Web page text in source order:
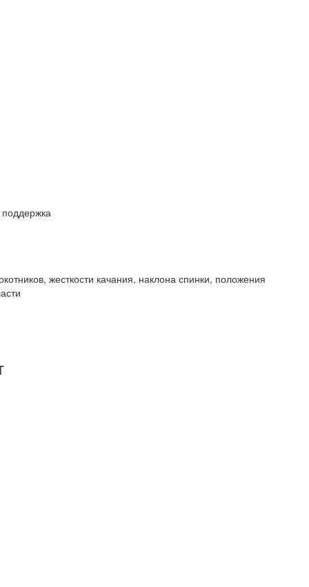
жесткости качания, наклона спинки, положения